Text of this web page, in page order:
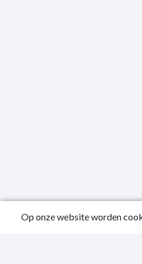
Op onze website worden